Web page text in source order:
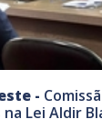
-
Lei Aldir